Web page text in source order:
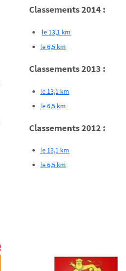
Classements 2014 :
le 13,1 km
le 6,5 km
Classements 2013 :
le 13,1 km
le 6,5 km
Classements 2012 :
le 13,1 km
le 6,5 km